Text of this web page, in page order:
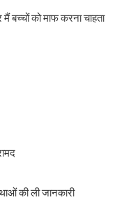
मैं बच्चों को माफ करना चाहता
की ली जानकारी